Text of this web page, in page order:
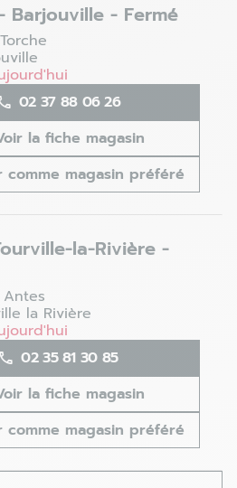
Barjouville - Fermé
02 37 88 06 26
la fiche magasin
comme magasin préféré
la-Rivière -
la Rivière
02 35 81 30 85
la fiche magasin
comme magasin préféré